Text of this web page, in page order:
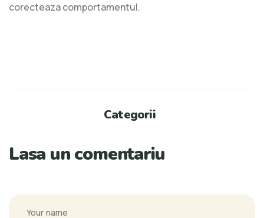
corecteaza comportamentul.
Categorii
Lasa un comentariu